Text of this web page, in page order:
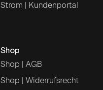
Strom | Kundenportal
Shop
Shop | AGB
Shop | Widerrufsrecht